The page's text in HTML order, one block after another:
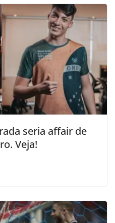
seria affair de
Veja!